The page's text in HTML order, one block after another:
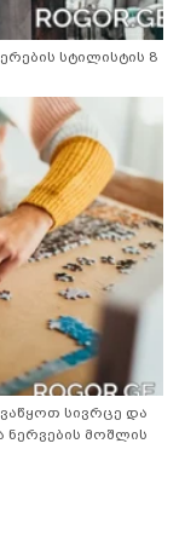
სტილისტის 8
სივრცე და
მოშლის